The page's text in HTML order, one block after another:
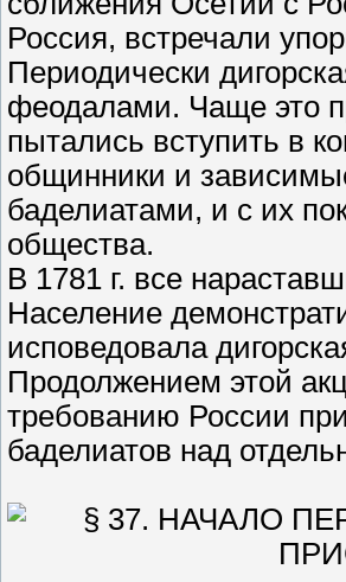
Россия, встречали
Периодически
феодалами. Чаще это
пытались вступить в
общинники и
баделиатами, и с их
общества.
В 1781 г. все
Население
исповедовала
Продолжением этой
требованию России
баделиатов над